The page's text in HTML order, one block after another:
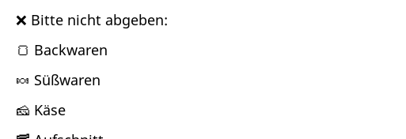
❌ Bitte nicht abgeben:
🍞 Backwaren
🍬 Süßwaren
🧀 Käse